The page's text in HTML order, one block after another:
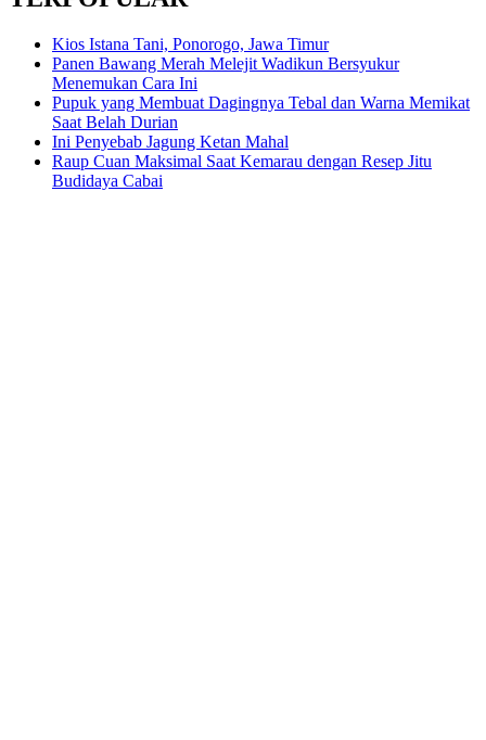
Kios Istana Tani, Ponorogo, Jawa Timur
Panen Bawang Merah Melejit Wadikun Bersyukur
Menemukan Cara Ini
Pupuk yang Membuat Dagingnya Tebal dan Warna Memikat
Saat Belah Durian
Ini Penyebab Jagung Ketan Mahal
Raup Cuan Maksimal Saat Kemarau dengan Resep Jitu
Budidaya Cabai